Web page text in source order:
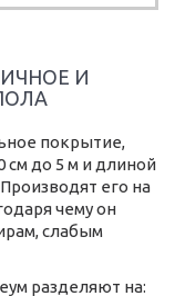
И
покрытие,
см до 5 м и длиной
его на
чему он
слабым
разделяют на: